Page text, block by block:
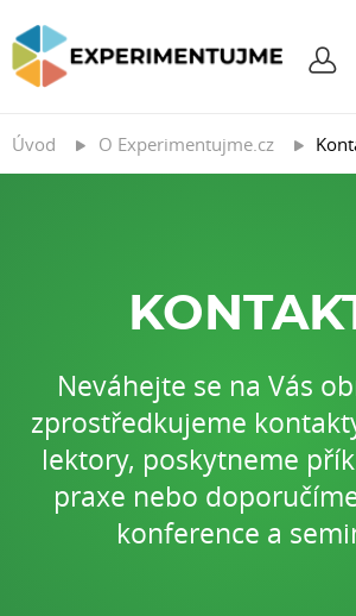
Úvod O Experimentujme.cz
Neváhejte se na Vás
zprostředkujeme
lektory, poskytneme
praxe nebo
konference a